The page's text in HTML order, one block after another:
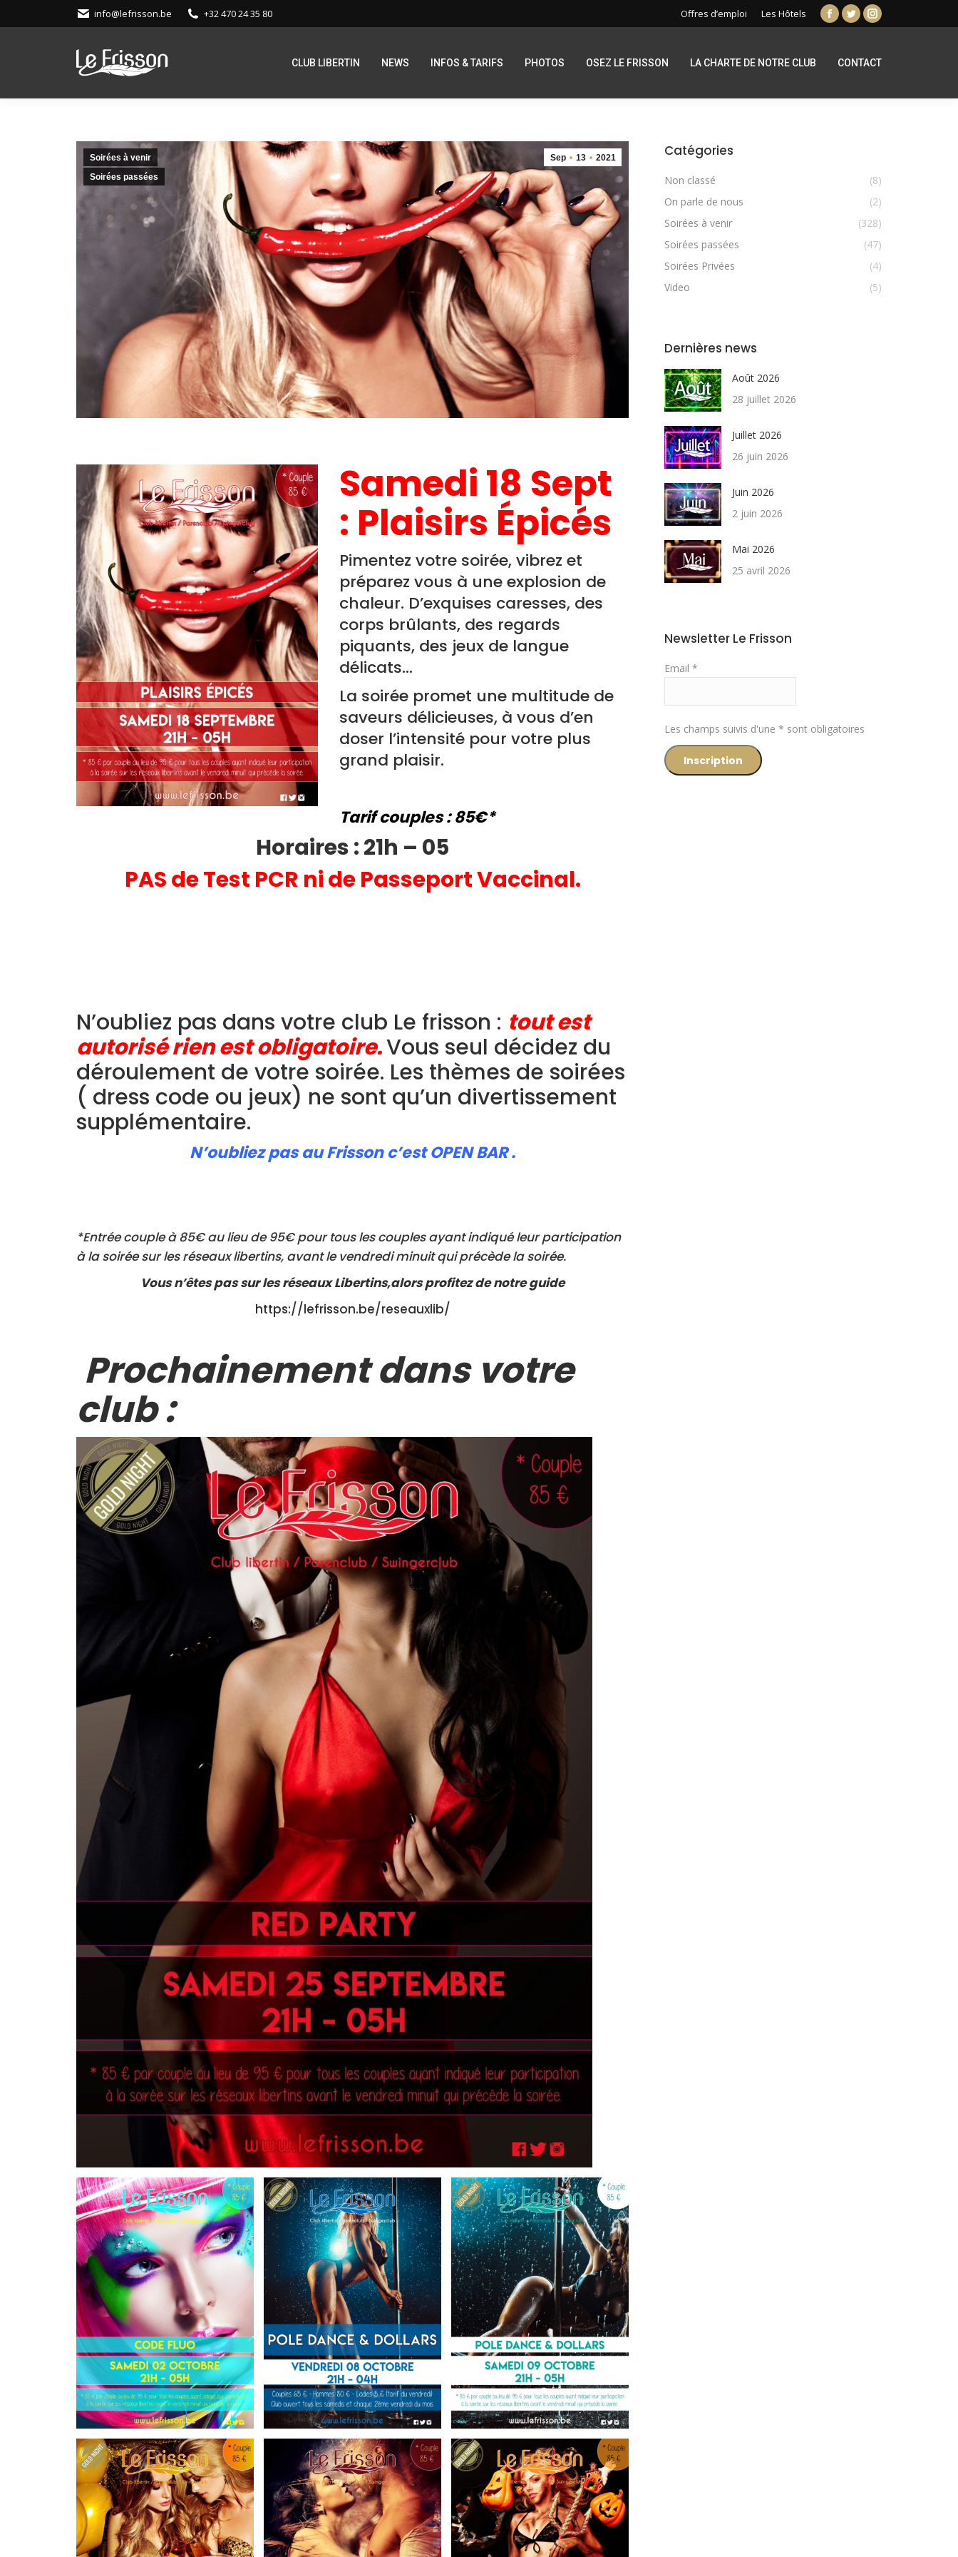
info@lefrisson.be +32 470 24 35 80 Offres d’emploi Les Hôtels
Facebook
opens
new
Twitter
opens
new
Instagram
opens
new
CLUB LIBERTIN NEWS INFOS & TARIFS PHOTOS OSEZ LE FRISSON LA CHARTE DE NOTRE CLUB CONTACT
Sep 13 2021
Soirées à venir
Soirées passées
Samedi 18 Sept
: Plaisirs Épicés
Pimentez votre soirée, vibrez et
préparez vous à une explosion de
chaleur. D’exquises caresses, des
corps brûlants, des regards
piquants, des jeux de langue
délicats…
La soirée promet une multitude de
saveurs délicieuses, à vous d’en
doser l’intensité pour votre plus
grand plaisir.
Tarif couples : 85€*
Horaires : 21h – 05
PAS de Test PCR ni de Passeport Vaccinal.
N’oubliez pas dans votre club Le frisson : tout est
autorisé rien est obligatoire.Vous seul décidez du
déroulement de votre soirée. Les thèmes de soirées
( dress code ou jeux) ne sont qu’un divertissement
supplémentaire.
N’oubliez pas au Frisson c’est OPEN BAR .
*Entrée couple à 85€ au lieu de 95€ pour tous les couples ayant indiqué leur participation
à la soirée sur les réseaux libertins, avant le vendredi minuit qui précède la soirée.
Vous n’êtes pas sur les réseaux Libertins,alors profitez de notre guide
https://lefrisson.be/reseauxlib/
Prochainement dans votre
club :
Catégories
Non classé
(8)
On parle de nous
(2)
Soirées à venir
(328)
Soirées passées
(47)
Soirées Privées
(4)
Video
(5)
Dernières news
Août 2026
28 juillet 2026
Juillet 2026
26 juin 2026
Juin 2026
2 juin 2026
Mai 2026
25 avril 2026
Newsletter Le Frisson
Email *
Les champs suivis d'une * sont obligatoires